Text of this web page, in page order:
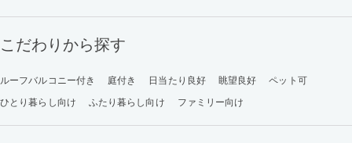
こだわりから探す
ルーフバルコニー付き 庭付き 日当たり良好 眺望良好
ペット可
ひとり暮らし向け
ふたり暮らし向け ファミリー向け